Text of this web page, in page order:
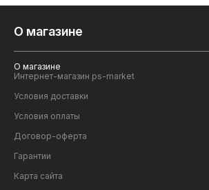
О магазине
О магазине
Интернет-магазин ps-market
Условия доставки
Условия оплаты
Договор-оферта
Гарантии
Карта сайта